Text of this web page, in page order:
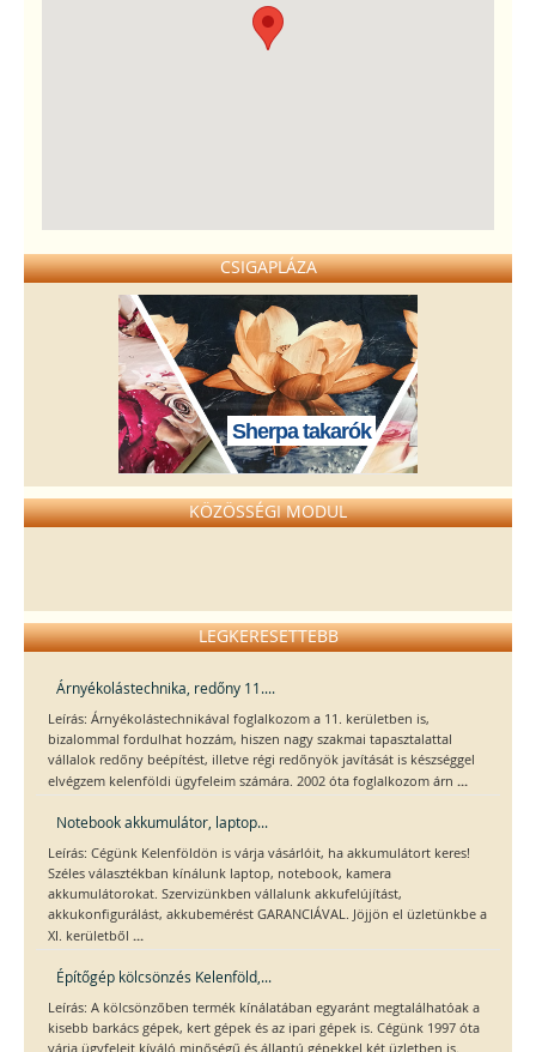
CSIGAPLÁZA
Sherpa takarók
KÖZÖSSÉGI MODUL
LEGKERESETTEBB
Árnyékolástechnika, redőny 11....
Leírás: Árnyékolástechnikával foglalkozom a 11. kerületben is,
bizalommal fordulhat hozzám, hiszen nagy szakmai tapasztalattal
vállalok redőny beépítést, illetve régi redőnyök javítását is készséggel
elvégzem kelenföldi ügyfeleim számára. 2002 óta foglalkozom árn ...
Notebook akkumulátor, laptop...
Leírás: Cégünk Kelenföldön is várja vásárlóit, ha akkumulátort keres!
Széles választékban kínálunk laptop, notebook, kamera
akkumulátorokat. Szervizünkben vállalunk akkufelújítást,
akkukonfigurálást, akkubemérést GARANCIÁVAL. Jöjjön el üzletünkbe a
XI. kerületből ...
Építőgép kölcsönzés Kelenföld,...
Leírás: A kölcsönzőben termék kínálatában egyaránt megtalálhatóak a
kisebb barkács gépek, kert gépek és az ipari gépek is. Cégünk 1997 óta
várja ügyfeleit kíváló minőségű és állaptú gépekkel két üzletben is.